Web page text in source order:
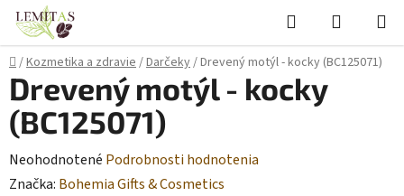
Prejsť
obsah
Hľadať
KOŠÍK
Domov
/Kozmetika a zdravie/Darčeky/Drevený motýl - kocky (BC125071)
Drevený motýl - kocky
(BC125071)
Priemerné
hodnotenie
Neohodnotené Podrobnosti hodnotenia
Značka: Bohemia Gifts & Cosmetics